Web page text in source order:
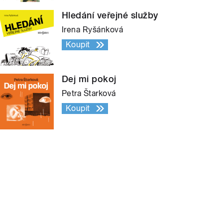
Hledání veřejné služby
Irena Ryšánková
Koupit
Dej mi pokoj
Petra Štarková
Koupit